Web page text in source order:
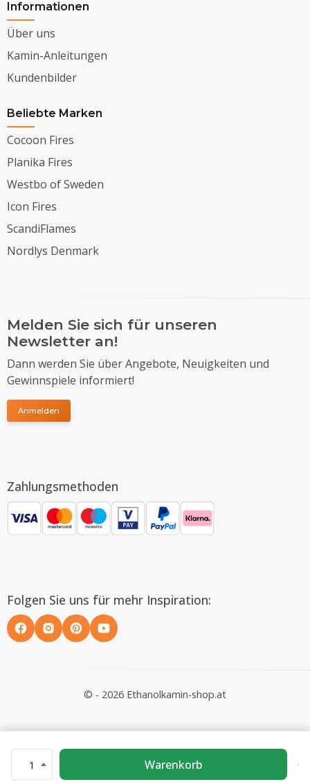
1 Warenkorb
Informationen
Über uns
Kamin-Anleitungen
Kundenbilder
Beliebte Marken
Cocoon Fires
Planika Fires
Westbo of Sweden
Icon Fires
ScandiFlames
Nordlys Denmark
Melden Sie sich für unseren
Newsletter an!
Dann werden Sie über Angebote, Neuigkeiten und
Gewinnspiele informiert!
Anmelden
Zahlungsmethoden
Folgen Sie uns für mehr Inspiration:
© - 2026 Ethanolkamin-shop.at